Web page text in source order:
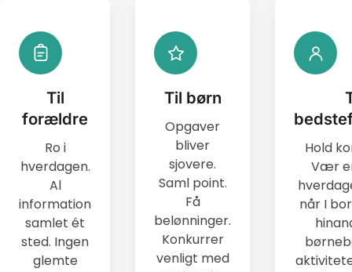
Til
forældre
Ro i
hverdagen.
Al
information
samlet ét
sted. Ingen
glemte
Til børn
Opgaver
bliver
sjovere.
Saml point.
Få
belønninger.
Konkurrer
venligt med
Hold
Vær
når I